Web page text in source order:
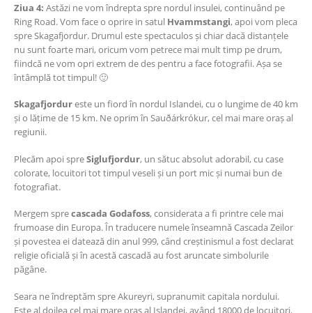
Ziua 4: Astăzi ne vom îndrepta spre nordul insulei, continuând pe
Ring Road. Vom face o oprire in satul Hvammstangi, apoi vom pleca
spre Skagafjordur. Drumul este spectaculos și chiar dacă distanțele
nu sunt foarte mari, oricum vom petrece mai mult timp pe drum,
fiindcă ne vom opri extrem de des pentru a face fotografii. Așa se
întâmplă tot timpul! 🙂
Skagafjordureste un fiord în nordul Islandei, cu o lungime de 40 km
și o lățime de 15 km. Ne oprim în Sauðárkrókur, cel mai mare oraș al
regiunii.
Plecăm apoi spreSiglufjordur, un sătuc absolut adorabil, cu case
colorate, locuitori tot timpul veseli și un port mic și numai bun de
fotografiat.
Mergem sprecascada Godafoss, considerata a fi printre cele mai
frumoase din Europa. În traducere numele înseamnă Cascada Zeilor
și povestea ei datează din anul 999, când creștinismul a fost declarat
religie oficială și în acestă cascadă au fost aruncate simbolurile
păgâne.
Seara ne îndreptăm spre Akureyri, supranumit capitala nordului.
Este al doilea cel mai mare oraș al Islandei, având 18000 de locuitori.